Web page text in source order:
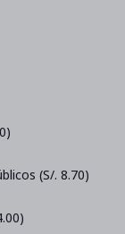
(S/. 8.70)